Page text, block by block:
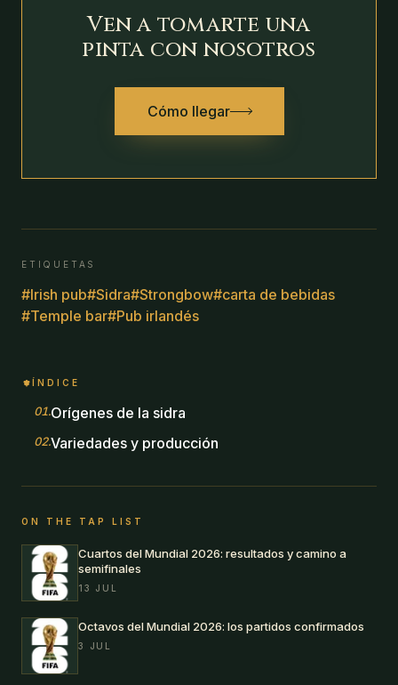
Ven a tomarte una
pinta con nosotros
Cómo llegar
ETIQUETAS
#Irish pub#Sidra#Strongbow#carta de bebidas
#Temple bar#Pub irlandés
ÍNDICE
01.Orígenes de la sidra
02.Variedades y producción
ON THE TAP LIST
Cuartos del Mundial 2026: resultados y camino a
semifinales
13 JUL
Octavos del Mundial 2026: los partidos confirmados
3 JUL